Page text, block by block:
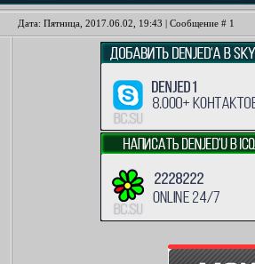
Дата: Пятница, 2017.06.02, 19:43 | Сообщение # 1